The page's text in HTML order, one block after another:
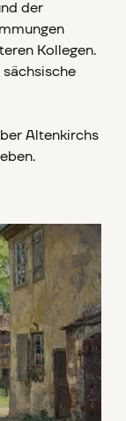
der
Kollegen.
sächsische
Altenkirchs